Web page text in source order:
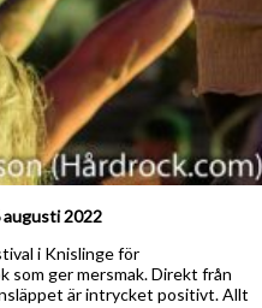
augusti 2022
i Knislinge för
ger mersmak. Direkt från
är intrycket positivt. Allt